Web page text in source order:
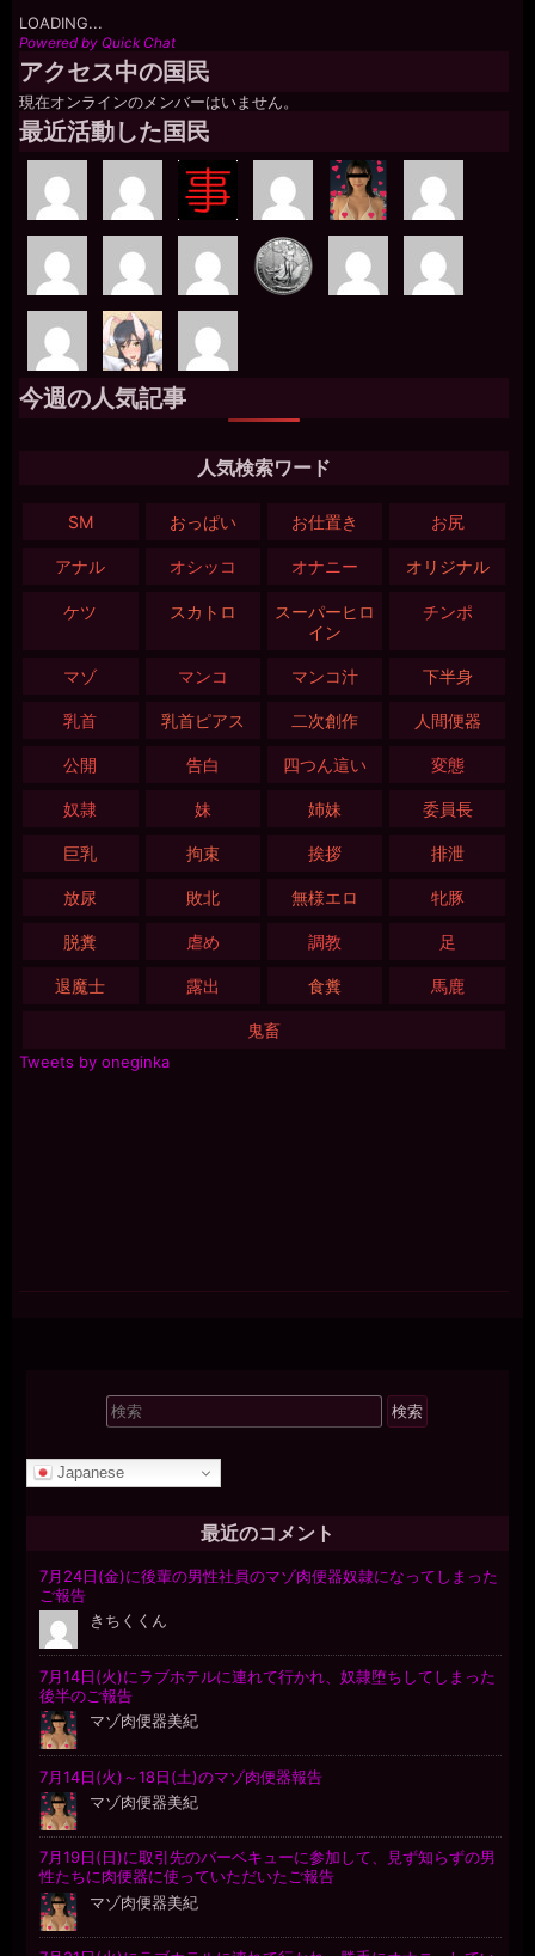
LOADING...
Powered by Quick Chat
アクセス中の国民
現在オンラインのメンバーはいません。
最近活動した国民
今週の人気記事
人気検索ワード
SM おっぱい お仕置き お尻
アナル オシッコ オナニー オリジナル
ケツ スカトロ
スーパーヒロ
イン
チンポ
マゾ マンコ マンコ汁 下半身
乳首 乳首ピアス 二次創作 人間便器
公開 告白 四つん這い 変態
奴隷 妹 姉妹 委員長
巨乳 拘束 挨拶 排泄
放尿 敗北 無様エロ 牝豚
脱糞 虐め 調教 足
退魔士 露出 食糞 馬鹿
鬼畜
Tweets by oneginka
検
索
象:
Japanese
最近のコメント